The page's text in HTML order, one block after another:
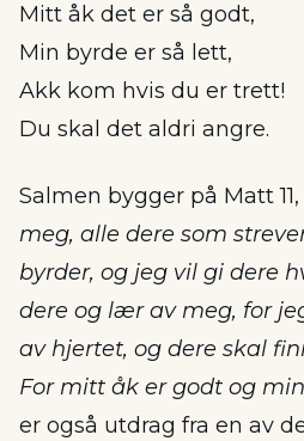
Mitt åk det er så godt,
Min byrde er så lett,
Akk kom hvis du er trett!
Du skal det aldri angre.
Salmen bygger på Matt 11,
meg, alle dere som
byrder, og jeg vil gi dere
dere og lær av meg, for
av hjertet, og dere skal
For mitt åk er godt og
er også utdrag fra en av